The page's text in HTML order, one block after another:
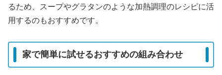
るため、スープやグラタンのような加熱調理のレシピに活
用するのもおすすめです。
家で簡単に試せるおすすめの組み合わせ